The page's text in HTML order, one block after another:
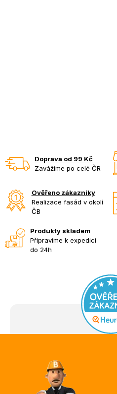
Doprava od 99 Kč
Zavážíme po celé ČR
Ověřeno zákazníky
Realizace fasád v okolí
ČB
Produkty skladem
Připravíme k expedici
do 24h